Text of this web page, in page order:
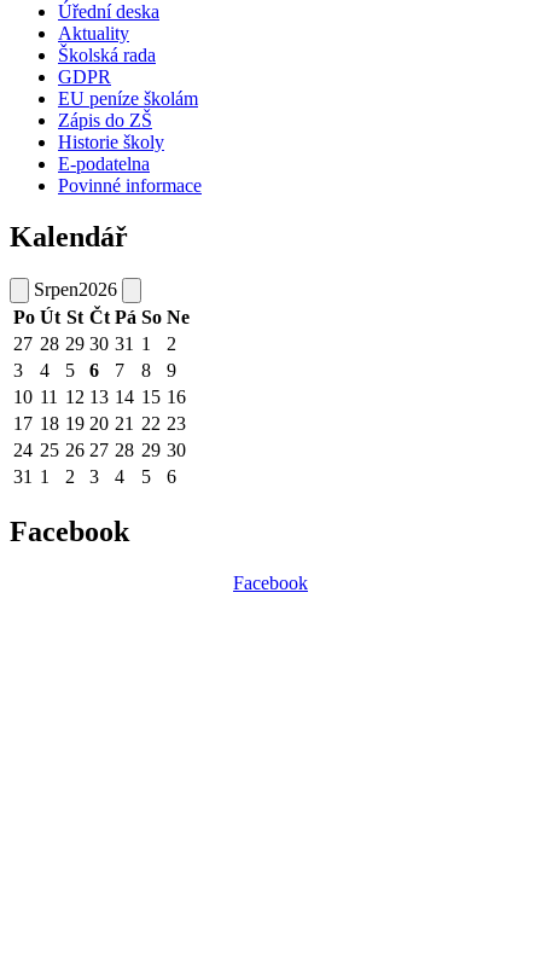
Úřední deska
Aktuality
Školská rada
GDPR
EU peníze školám
Zápis do ZŠ
Historie školy
E-podatelna
Povinné informace
Kalendář
Srpen2026
Po Út St Čt Pá So Ne
27 28 29 30 31 1
2
3
4 5 6 7 8
9
10 11 12 13 14 15 16
17 18 19 20 21 22 23
24 25 26 27 28 29 30
31 1 2 3 4 5 6
Facebook
Facebook